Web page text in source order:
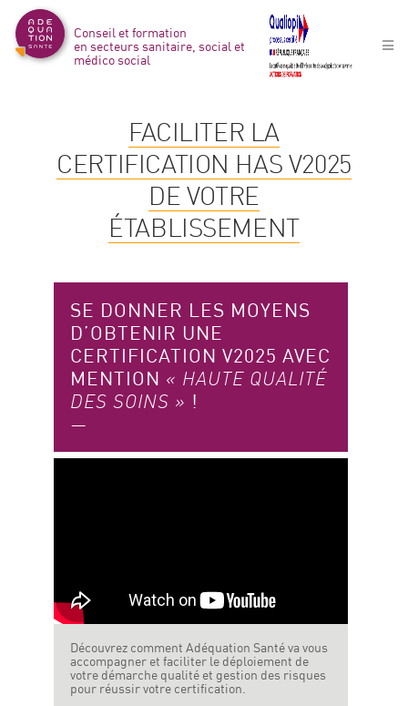
Conseil et formation
en secteurs sanitaire, social et
médico social
FACILITER LA
CERTIFICATION HAS V2025
DE VOTRE
ÉTABLISSEMENT
SE DONNER LES MOYENS
D’OBTENIR UNE
CERTIFICATION V2025 AVEC
MENTION « HAUTE QUALITÉ
DES SOINS » !
Découvrez comment Adéquation Santé va vous
accompagner et faciliter le déploiement de
votre démarche qualité et gestion des risques
pour réussir votre certification.